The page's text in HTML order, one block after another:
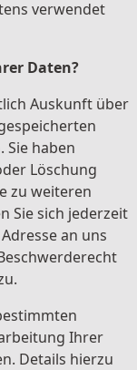
verwendet
Daten?
Auskunft über
Sie haben
Löschung
zu weiteren
Sie sich jederzeit
an uns
Ihrer
Details hierzu